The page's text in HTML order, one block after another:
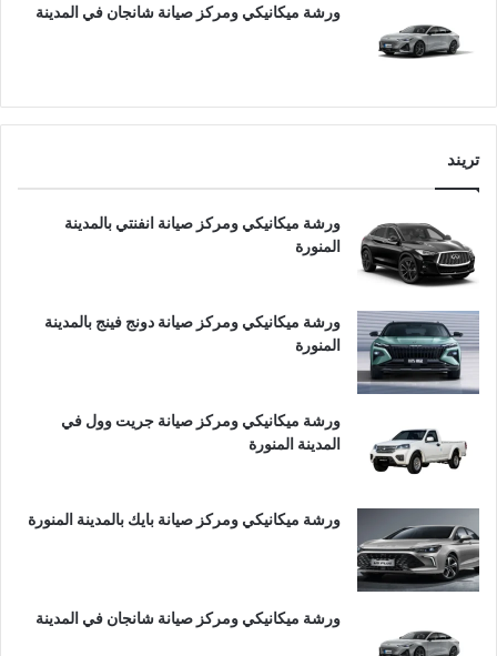
ورشة ميكانيكي ومركز صيانة شانجان في المدينة
تريند
ورشة ميكانيكي ومركز صيانة انفنتي بالمدينة
المنورة
ورشة ميكانيكي ومركز صيانة دونج فينج بالمدينة
المنورة
ورشة ميكانيكي ومركز صيانة جريت وول في
المدينة المنورة
ورشة ميكانيكي ومركز صيانة بايك بالمدينة المنورة
ورشة ميكانيكي ومركز صيانة شانجان في المدينة